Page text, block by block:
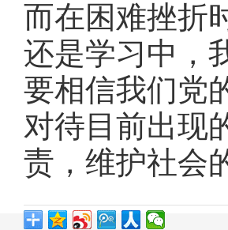
而在困难挫折
还是学习中，
要相信我们党
对待目前出现
责，维护社会